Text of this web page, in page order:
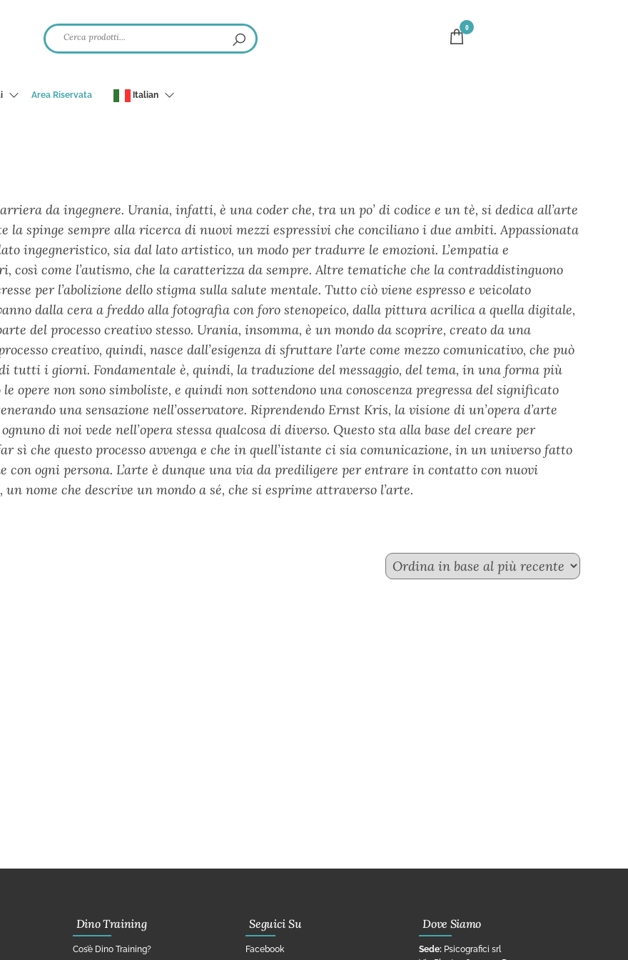
0
Area Riservata Italian
da ingegnere. Urania, infatti, è una coder che, tra un po’ di codice e un tè, si dedica all’arte
la spinge sempre alla ricerca di nuovi mezzi espressivi che conciliano i due ambiti. Appassionata
ingegneristico, sia dal lato artistico, un modo per tradurre le emozioni. L’empatia e
come l’autismo, che la caratterizza da sempre. Altre tematiche che la contraddistinguono
per l’abolizione dello stigma sulla salute mentale. Tutto ciò viene espresso e veicolato
dalla cera a freddo alla fotografia con foro stenopeico, dalla pittura acrilica a quella digitale,
del processo creativo stesso. Urania, insomma, è un mondo da scoprire, creato da una
creativo, quindi, nasce dall’esigenza di sfruttare l’arte come mezzo comunicativo, che può
tutti i giorni. Fondamentale è, quindi, la traduzione del messaggio, del tema, in una forma più
opere non sono simboliste, e quindi non sottendono una conoscenza pregressa del significato
una sensazione nell’osservatore. Riprendendo Ernst Kris, la visione di un’opera d’arte
di noi vede nell’opera stessa qualcosa di diverso. Questo sta alla base del creare per
sì che questo processo avvenga e che in quell’istante ci sia comunicazione, in un universo fatto
ogni persona. L’arte è dunque una via da prediligere per entrare in contatto con nuovi
nome che descrive un mondo a sé, che si esprime attraverso l’arte.
Dino Training
Cos’è Dino Training?
Seguici Su
Facebook
Dove Siamo
Sede: Psicografici srl